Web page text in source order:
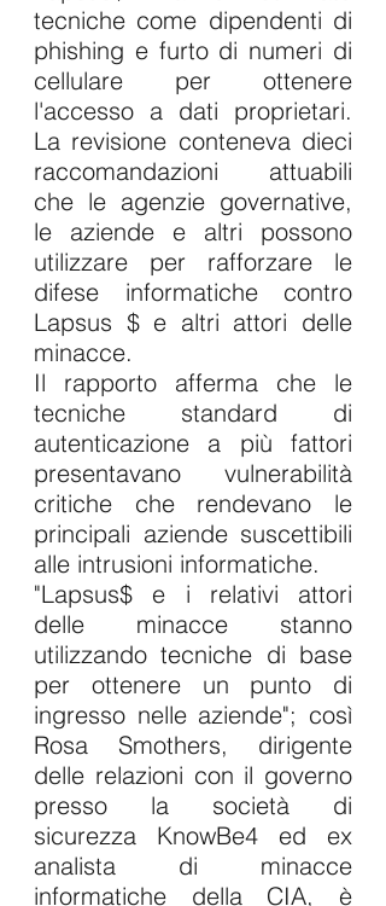
tecniche come dipendenti di
phishing e furto di numeri di
cellulare per ottenere
l'accesso a dati proprietari.
La revisione conteneva dieci
raccomandazioni attuabili
che le agenzie governative,
le aziende e altri possono
utilizzare per rafforzare le
difese informatiche contro
Lapsus $ e altri attori delle
minacce.
Il rapporto afferma che le
tecniche standard di
autenticazione a più fattori
presentavano vulnerabilità
critiche che rendevano le
principali aziende suscettibili
alle intrusioni informatiche.
"Lapsus$ e i relativi attori
delle minacce stanno
utilizzando tecniche di base
per ottenere un punto di
ingresso nelle aziende"; così
Rosa Smothers, dirigente
delle relazioni con il governo
presso la società di
sicurezza KnowBe4 ed ex
analista di minacce
informatiche della CIA, è